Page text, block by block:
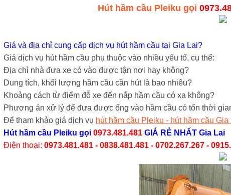
Hút hầm cầu Pleiku gọi
Giá và địa chỉ cung cấp dịch vụ hút hầm cầu tại Gia Lai?
Giá dịch vụ hút hầm cầu phụ thuộc vào nhiều yếu tố, cụ thể:
Địa chỉ nhà đưa xe có vào được tận nơi hay không?
Dung tích, khối lượng hầm cầu cần hút là bao nhiêu?
Khoảng cách từ điểm đỗ xe đến nắp hầm cầu có xa không?
Phương án xử lý để đưa được ống vào hầm cầu có tốn thời
Để tham khảo giá dịch vụ hút hầm cầu Pleiku - hút hầm cầu Gia
Hút hầm cầu Pleiku gọi 0973.481.481 GIÁ RẺ NHẤT Gia Lai
Điện thoại: 0973.481.481 - 0838.481.481 - 0702.267.267 -